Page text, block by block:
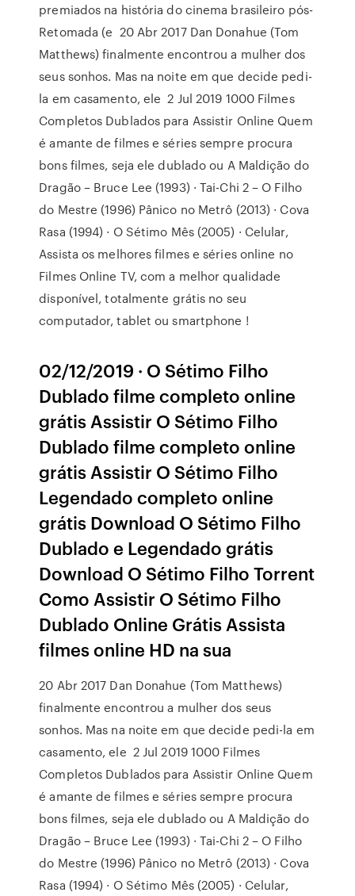
premiados na história do cinema brasileiro pós-
Retomada (e 20 Abr 2017 Dan Donahue (Tom
Matthews) finalmente encontrou a mulher dos
seus sonhos. Mas na noite em que decide pedi-
la em casamento, ele 2 Jul 2019 1000 Filmes
Completos Dublados para Assistir Online Quem
é amante de filmes e séries sempre procura
bons filmes, seja ele dublado ou A Maldição do
Dragão – Bruce Lee (1993) · Tai-Chi 2 – O Filho
do Mestre (1996) Pânico no Metrô (2013) · Cova
Rasa (1994) · O Sétimo Mês (2005) · Celular,
Assista os melhores filmes e séries online no
Filmes Online TV, com a melhor qualidade
disponível, totalmente grátis no seu
computador, tablet ou smartphone !
02/12/2019 · O Sétimo Filho
Dublado filme completo online
grátis Assistir O Sétimo Filho
Dublado filme completo online
grátis Assistir O Sétimo Filho
Legendado completo online
grátis Download O Sétimo Filho
Dublado e Legendado grátis
Download O Sétimo Filho Torrent
Como Assistir O Sétimo Filho
Dublado Online Grátis Assista
filmes online HD na sua
20 Abr 2017 Dan Donahue (Tom Matthews)
finalmente encontrou a mulher dos seus
sonhos. Mas na noite em que decide pedi-la em
casamento, ele 2 Jul 2019 1000 Filmes
Completos Dublados para Assistir Online Quem
é amante de filmes e séries sempre procura
bons filmes, seja ele dublado ou A Maldição do
Dragão – Bruce Lee (1993) · Tai-Chi 2 – O Filho
do Mestre (1996) Pânico no Metrô (2013) · Cova
Rasa (1994) · O Sétimo Mês (2005) · Celular,